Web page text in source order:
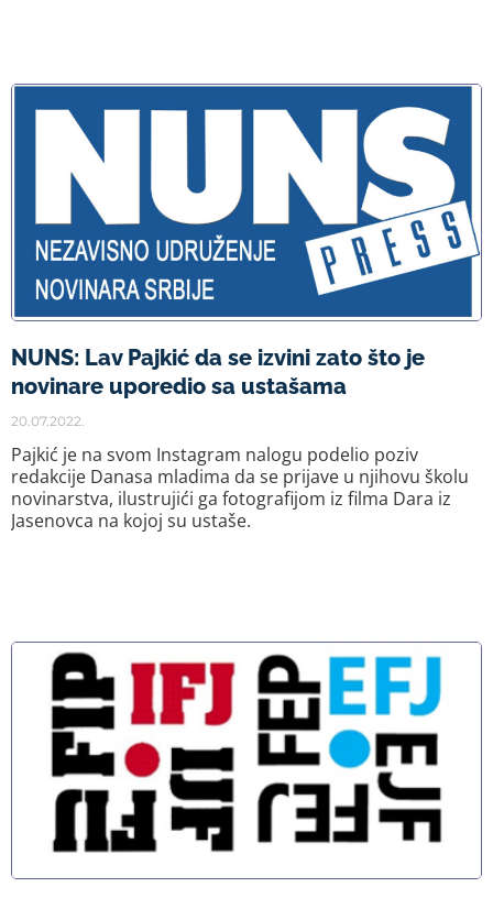
NUNS: Lav Pajkić da se izvini zato što je
novinare uporedio sa ustašama
20.07.2022.
Pajkić je na svom Instagram nalogu podelio poziv
redakcije Danasa mladima da se prijave u njihovu školu
novinarstva, ilustrujići ga fotografijom iz filma Dara iz
Jasenovca na kojoj su ustaše.